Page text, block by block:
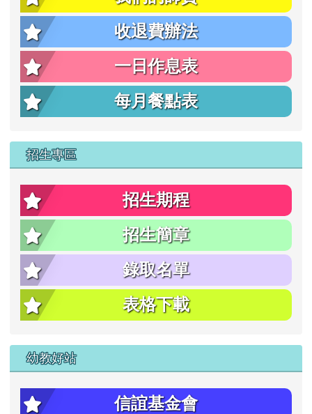
片
收退費辦法
一日作息表
每月餐點表
招生專區
招生期程
招生簡章
錄取名單
表格下載
幼教好站
信誼基金會